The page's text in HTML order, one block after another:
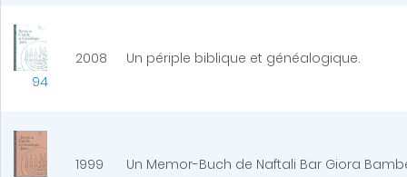
94
2008 Un périple biblique et généalogique.
1999 Un Memor-Buch de Naftali Bar Giora